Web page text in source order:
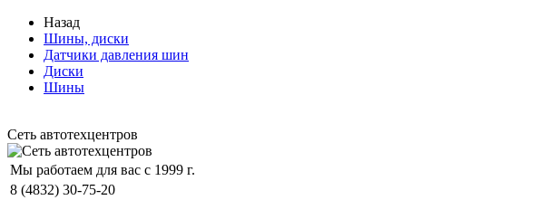
Назад
Шины, диски
Датчики давления шин
Диски
Шины
Сеть автотехцентров
Мы работаем для вас с 1999 г.
8 (4832) 30-75-20